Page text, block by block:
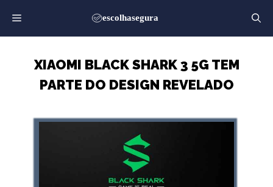
para
o
XIAOMI BLACK SHARK 3 5G TEM
PARTE DO DESIGN REVELADO